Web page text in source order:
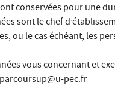
conservées pour une
sont le chef
ou le cas échéant, les
vous concernant et
parcoursup@u-pec.fr